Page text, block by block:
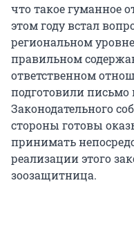
что такое гуманное
этом году встал
региональном
правильном
ответственном
подготовили письмо
Законодательного
стороны готовы
принимать
реализации этого
зоозащитница.